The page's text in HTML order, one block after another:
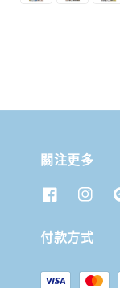
關注更多
付款方式